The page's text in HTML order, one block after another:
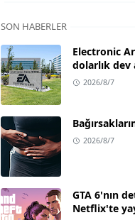
SON HABERLER
Electronic
dolarlık dev
2026/8/7
2026/8/7
GTA 6'nın
Netflix'te